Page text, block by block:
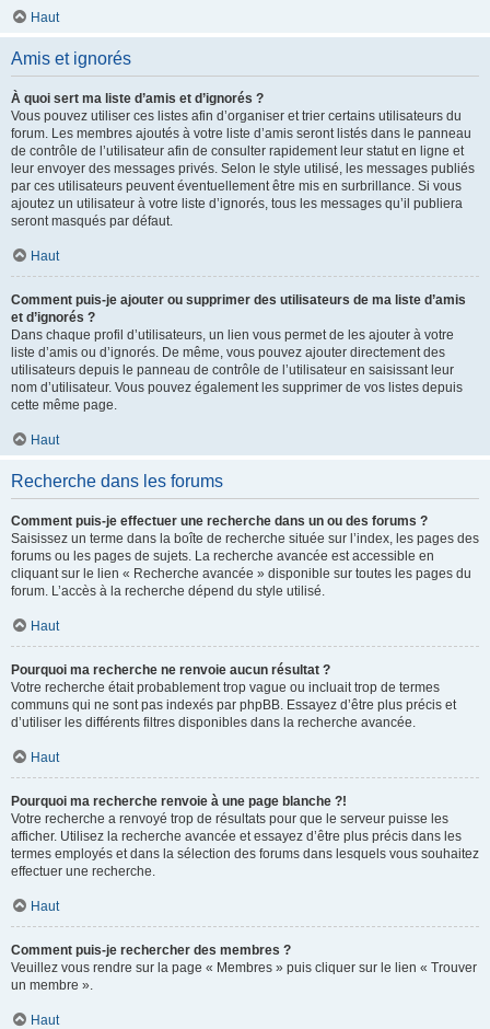
Haut
Amis et ignorés
À quoi sert ma liste d’amis et d’ignorés ?
Vous pouvez utiliser ces listes afin d’organiser et trier certains utilisateurs du
forum. Les membres ajoutés à votre liste d’amis seront listés dans le panneau
de contrôle de l’utilisateur afin de consulter rapidement leur statut en ligne et
leur envoyer des messages privés. Selon le style utilisé, les messages publiés
par ces utilisateurs peuvent éventuellement être mis en surbrillance. Si vous
ajoutez un utilisateur à votre liste d’ignorés, tous les messages qu’il publiera
seront masqués par défaut.
Haut
Comment puis-je ajouter ou supprimer des utilisateurs de ma liste d’amis
et d’ignorés ?
Dans chaque profil d’utilisateurs, un lien vous permet de les ajouter à votre
liste d’amis ou d’ignorés. De même, vous pouvez ajouter directement des
utilisateurs depuis le panneau de contrôle de l’utilisateur en saisissant leur
nom d’utilisateur. Vous pouvez également les supprimer de vos listes depuis
cette même page.
Haut
Recherche dans les forums
Comment puis-je effectuer une recherche dans un ou des forums ?
Saisissez un terme dans la boîte de recherche située sur l’index, les pages des
forums ou les pages de sujets. La recherche avancée est accessible en
cliquant sur le lien « Recherche avancée » disponible sur toutes les pages du
forum. L’accès à la recherche dépend du style utilisé.
Haut
Pourquoi ma recherche ne renvoie aucun résultat ?
Votre recherche était probablement trop vague ou incluait trop de termes
communs qui ne sont pas indexés par phpBB. Essayez d’être plus précis et
d’utiliser les différents filtres disponibles dans la recherche avancée.
Haut
Pourquoi ma recherche renvoie à une page blanche ?!
Votre recherche a renvoyé trop de résultats pour que le serveur puisse les
afficher. Utilisez la recherche avancée et essayez d’être plus précis dans les
termes employés et dans la sélection des forums dans lesquels vous souhaitez
effectuer une recherche.
Haut
Comment puis-je rechercher des membres ?
Veuillez vous rendre sur la page « Membres » puis cliquer sur le lien « Trouver
un membre ».
Haut